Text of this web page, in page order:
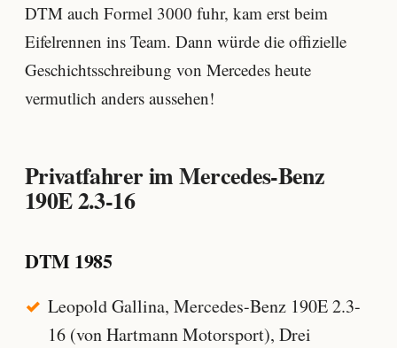
DTM auch Formel 3000 fuhr, kam erst beim
Eifelrennen ins Team. Dann würde die offizielle
Geschichtsschreibung von Mercedes heute
vermutlich anders aussehen!
Privatfahrer im Mercedes-Benz
190E 2.3-16
DTM 1985
Leopold Gallina, Mercedes-Benz 190E 2.3-
16 (von Hartmann Motorsport), Drei